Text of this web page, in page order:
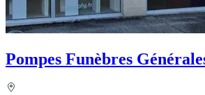
Pompes Funèbres